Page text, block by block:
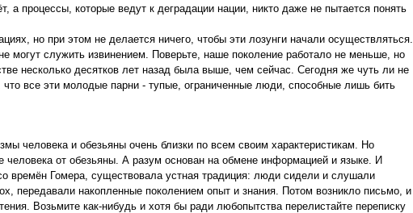
а процессы, которые ведут к деградации нации, никто даже не пытается понять
но при этом не делается ничего, чтобы эти лозунги начали осуществляться.
могут служить извинением. Поверьте, наше поколение работало не меньше, но
несколько десятков лет назад была выше, чем сейчас. Сегодня же чуть ли не
все эти молодые парни - тупые, ограниченные люди, способные лишь бить
человека и обезьяны очень близки по всем своим характеристикам. Но
человека от обезьяны. А разум основан на обмене информацией и языке. И
времён Гомера, существовала устная традиция: люди сидели и слушали
передавали накопленные поколением опыт и знания. Потом возникло письмо, и
Возьмите как-нибудь и хотя бы ради любопытства перелистайте переписку